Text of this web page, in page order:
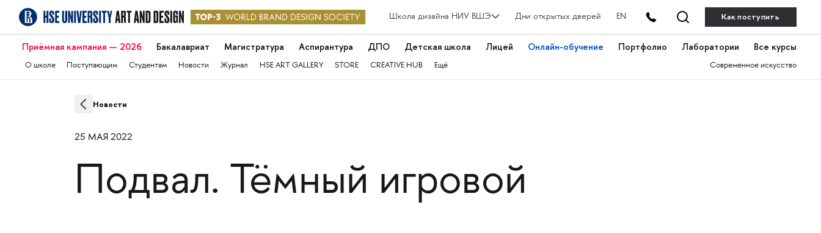
Школа дизайна НИУ ВШЭ Дни открытых дверей EN Как поступить
Приёмная кампания — 2026 Бакалавриат Магистратура Аспирантура ДПО Детская школа Лицей Онлайн-обучение Портфолио Лаборатории Все курсы
О школе Поступающим Студентам Новости Журнал HSE ART GALLERY STORE CREATIVE HUB Ещё Современное искусство
Новости
25 МАЯ 2022
Подвал. Тёмный игровой